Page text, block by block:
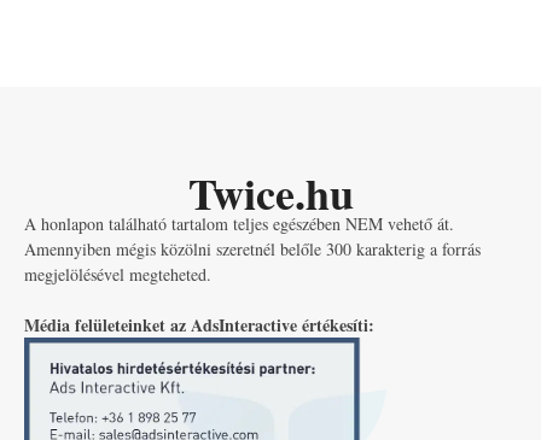
Twice.hu
A honlapon található tartalom teljes egészében NEM vehető át.
Amennyiben mégis közölni szeretnél belőle 300 karakterig a forrás
megjelölésével megteheted.
Média felületeinket az AdsInteractive értékesíti: